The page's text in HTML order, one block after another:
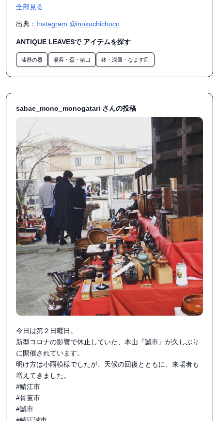
全部見る
出典： Instagram @inokuchichoco
ANTIQUE LEAVESで アイテムを探す
漆器の器 湯呑・盃・猪口 鉢・深皿・なます皿
sabae_mono_monogatari さんの投稿
今日は第２日曜日。
新型コロナの影響で休止していた、本山『誠市』が久しぶり
に開催されています。
明け方は小雨模様でしたが、天候の回復とともに、来場者も
増えてきました。
#鯖江市
#骨董市
#誠市